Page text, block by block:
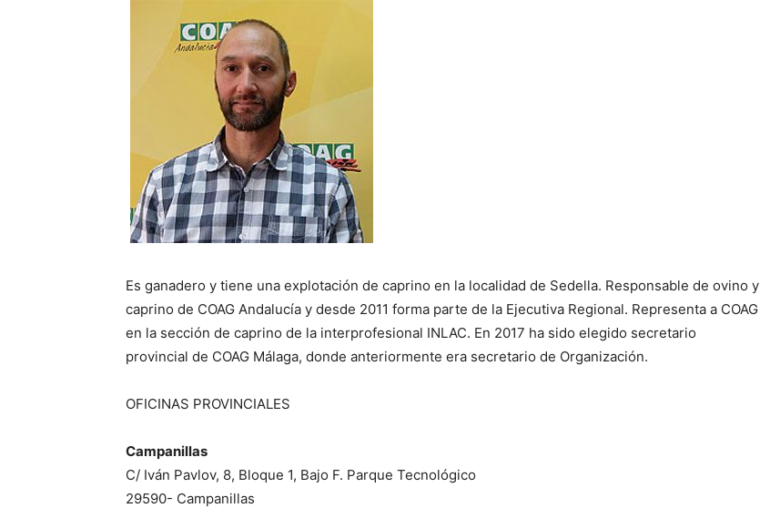
Es ganadero y tiene una explotación de caprino en la localidad de Sedella. Responsable de ovino y
caprino de COAG Andalucía y desde 2011 forma parte de la Ejecutiva Regional. Representa a COAG
en la sección de caprino de la interprofesional INLAC. En 2017 ha sido elegido secretario
provincial de COAG Málaga, donde anteriormente era secretario de Organización.
OFICINAS PROVINCIALES
Campanillas
C/ Iván Pavlov, 8, Bloque 1, Bajo F. Parque Tecnológico
29590- Campanillas